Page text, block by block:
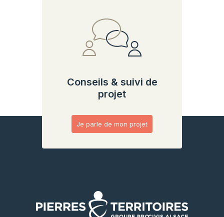
Conseils & suivi de
projet
Je parle de mon projet